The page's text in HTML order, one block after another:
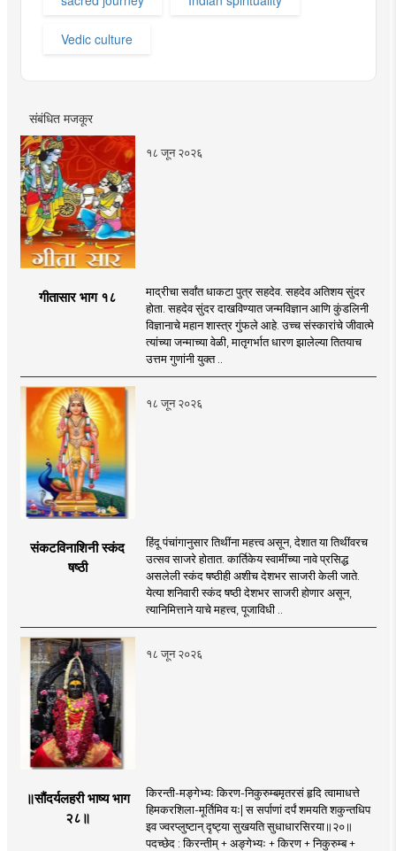
Vedic culture
संबंधित मजकूर
१८ जून २०२६
गीतासार भाग १८
माद्रीचा सर्वांत धाकटा पुत्र सहदेव. सहदेव अतिशय सुंदर
होता. सहदेव सुंदर दाखविण्यात जन्मविज्ञान आणि कुंडलिनी
विज्ञानाचे महान शास्त्र गुंफले आहे. उच्च संस्कारांचे जीवात्मे
त्यांच्या जन्माच्या वेळी, मातृगर्भात धारण झालेल्या तितयाच
उत्तम गुणांनी युक्त ..
१८ जून २०२६
संकटविनाशिनी स्कंद
षष्ठी
हिंदू पंचांगानुसार तिथींना महत्त्व असून, देशात या तिथींवरच
उत्सव साजरे होतात. कार्तिकेय स्वामींच्या नावे प्रसिद्ध
असलेली स्कंद षष्ठीही अशीच देशभर साजरी केली जाते.
येत्या शनिवारी स्कंद षष्ठी देशभर साजरी होणार असून,
त्यानिमित्ताने याचे महत्त्व, पूजाविधी ..
१८ जून २०२६
॥सौंदर्यलहरी भाष्य भाग
२८॥
किरन्ती-मङ्गेभ्यः किरण-निकुरुम्बमृतरसं हृदि त्वामाधत्ते
हिमकरशिला-मूर्तिमिव यः| स सर्पाणां दर्पं शमयति शकुन्तधिप
इव ज्वरप्लुष्टान् दृष्ट्या सुखयति सुधाधारसिरया॥२०॥
पदच्छेद : किरन्तीम् + अङ्गेभ्यः + किरण + निकुरुम्ब +